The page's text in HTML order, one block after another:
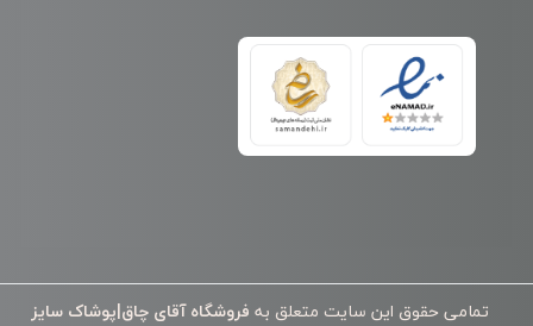
تمامی حقوق این سایت متعلق به فروشگاه آقای چاق|پوشاک سایز